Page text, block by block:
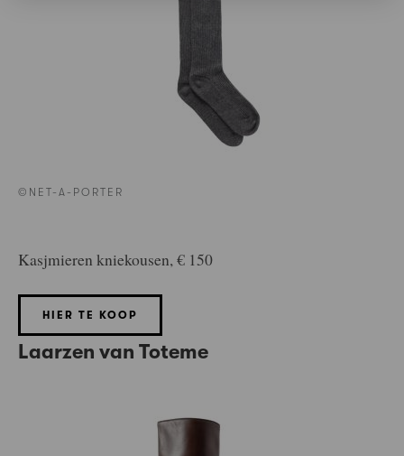
©NET-A-PORTER
Kasjmieren kniekousen, € 150
HIER TE KOOP
Laarzen van Toteme